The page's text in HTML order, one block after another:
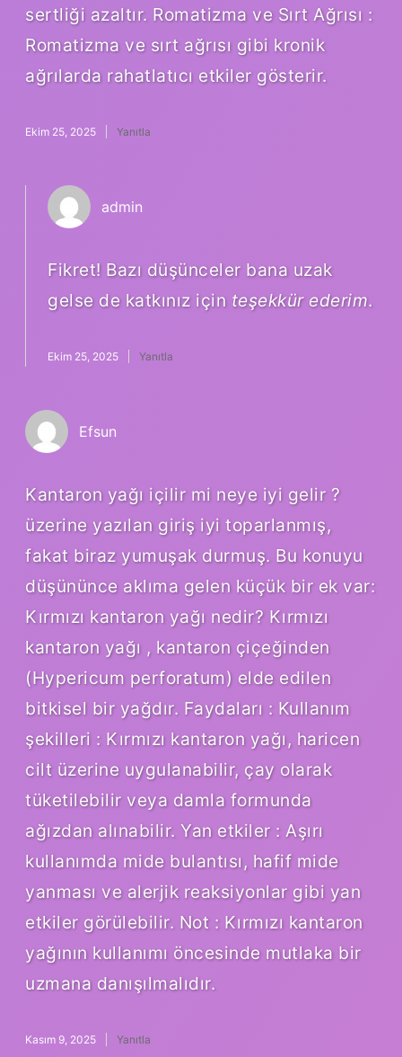
sertliği azaltır. Romatizma ve Sırt Ağrısı :
Romatizma ve sırt ağrısı gibi kronik
ağrılarda rahatlatıcı etkiler gösterir.
Ekim 25, 2025 Yanıtla
admin
Fikret! Bazı düşünceler bana uzak
gelse de katkınız için teşekkür ederim.
Ekim 25, 2025 Yanıtla
Efsun
Kantaron yağı içilir mi neye iyi gelir ?
üzerine yazılan giriş iyi toparlanmış,
fakat biraz yumuşak durmuş. Bu konuyu
düşününce aklıma gelen küçük bir ek var:
Kırmızı kantaron yağı nedir? Kırmızı
kantaron yağı , kantaron çiçeğinden
(Hypericum perforatum) elde edilen
bitkisel bir yağdır. Faydaları : Kullanım
şekilleri : Kırmızı kantaron yağı, haricen
cilt üzerine uygulanabilir, çay olarak
tüketilebilir veya damla formunda
ağızdan alınabilir. Yan etkiler : Aşırı
kullanımda mide bulantısı, hafif mide
yanması ve alerjik reaksiyonlar gibi yan
etkiler görülebilir. Not : Kırmızı kantaron
yağının kullanımı öncesinde mutlaka bir
uzmana danışılmalıdır.
Kasım 9, 2025 Yanıtla